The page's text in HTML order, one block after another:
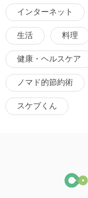
インターネット
生活 料理
健康・ヘルスケア
ノマド的節約術
スケブくん